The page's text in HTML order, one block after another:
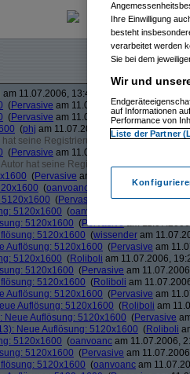
am 11.07.2006, 13:40:39)
(Pervasive am 11.07.2006, 13:41:12)
(Pervasive am 11.07.2006, 13:51:49)
(phj am 11.07.2006, 13:52:12)
seine Registrierung nicht bestätigt(
(Pervasive am 11.07.2006, 13:41:43)
hat seine Registrierung nicht bestätigt
(Pervasive am 11.07.2006, 13:43:22)
(oanvoanc
am 11.07.2006,
5120x1600 (Pervasive
am 11.07.2006,
5120x1600 (oanvoanc
5120x1600 (Pervasiveam
5120x1600 (wissender am
Auflösung: 5120x1600 (Pervasive am
5120x1600 (Roliboli am 11.07.2006,
5120x1600 (Pervasive am
5120x1600 (Roliboli am
Auflösung: 5120x1600 (Pervasive am
Auflösung: 5120x1600 (Roliboli am
Neue Auflösung: 5120x1600 (Pervasive
Neue Auflösung: 5120x1600 (Roliboli
5120x1600 (oanvoanc am 11.07.2006,
5120x1600 (Pervasive am
5120x1600 (oanvoanc am
Ihre Einwilligung
besteht
verarbeitet werden
Sie bei dem
Wir und
auf Informationen
Performance von
Liste der Partner